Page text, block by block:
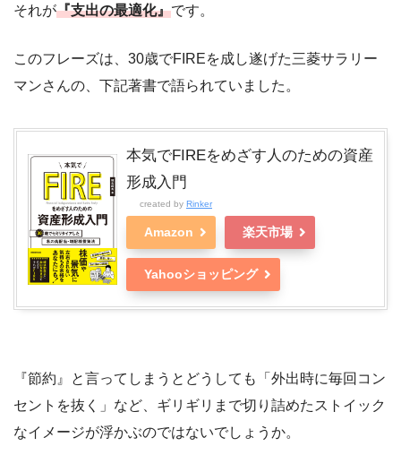
それが『支出の最適化』です。
このフレーズは、30歳でFIREを成し遂げた三菱サラリー
マンさんの、下記著書で語られていました。
本気でFIREをめざす人のための資産
形成入門
created by Rinker
Amazon 楽天市場
Yahooショッピング
『節約』と言ってしまうとどうしても「外出時に毎回コン
セントを抜く」など、ギリギリまで切り詰めたストイック
なイメージが浮かぶのではないでしょうか。